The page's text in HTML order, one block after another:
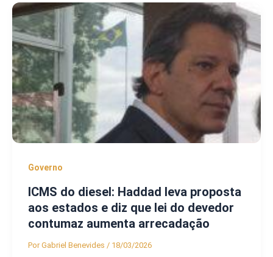
Governo
ICMS do diesel: Haddad leva proposta
aos estados e diz que lei do devedor
contumaz aumenta arrecadação
PorGabriel Benevides / 18/03/2026